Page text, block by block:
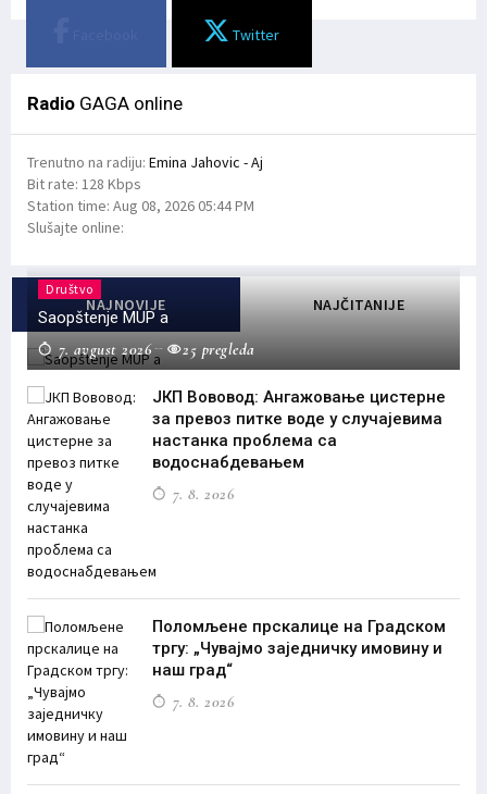
Twitter
Radio GAGA online
Trenutno na radiju: Emina Jahovic - Aj
Bit rate: 128 Kbps
Station time: Aug 08, 2026 05:44 PM
Slušajte online:
NAJNOVIJE NAJČITANIJE
Društvo
Saopštenje MUP a
7. avgust 2026
25 pregleda
ЈКП Вововод: Ангажовање цистерне
за превоз питке воде у случајевима
настанка проблема са
водоснабдевањем
7. 8. 2026
Поломљене прскалице на Градском
тргу: „Чувајмо заједничку имовину и
наш град“
7. 8. 2026